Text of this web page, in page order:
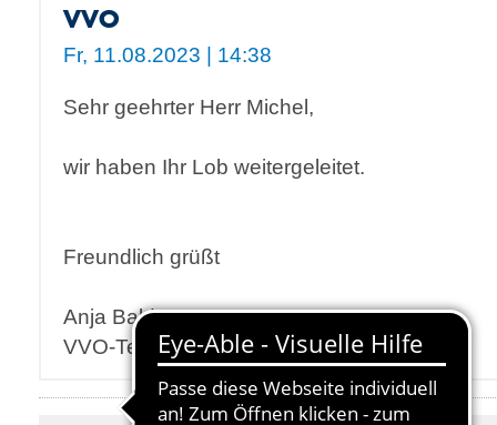
VVO
Fr, 11.08.2023 | 14:38
Sehr geehrter Herr Michel,
wir haben Ihr Lob weitergeleitet.
Freundlich grüßt
Anja Baldamus
VVO-Team